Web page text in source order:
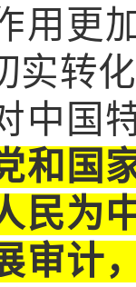
用更
实转
中国
和国
民为
审计